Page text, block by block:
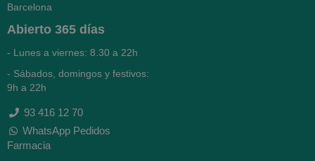
Barcelona
Abierto 365 días
- Lunes a viernes: 8.30 a 22h
- Sábados, domingos y festivos:
9h a 22h
93 416 12 70
WhatsApp Pedidos
Farmacia